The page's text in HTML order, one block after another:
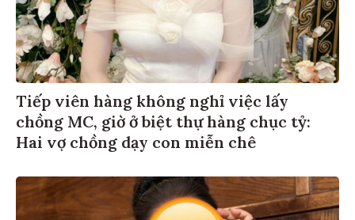
Tiếp viên hàng không nghỉ việc lấy
chồng MC, giờ ở biệt thự hàng chục tỷ:
Hai vợ chồng dạy con miễn chê